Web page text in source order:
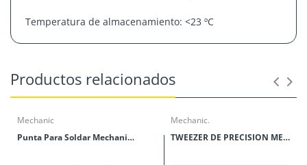
Temperatura de almacenamiento: <23 ºC
Productos relacionados
Mechanic
Punta Para Soldar Mechanic Serie C210
Mechanic.
TWEEZER DE PRECISION MECHANIC SERIES TK